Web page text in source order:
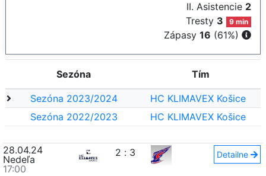
II. Asistencie 2
Tresty 3 9 min
Zápasy 16 (61%)
Sezóna Tím
Sezóna 2023/2024
HC KLIMAVEX Košice
Sezóna 2022/2023
HC KLIMAVEX Košice
28.04.24
Nedeľa
17:00
2 : 3 Detailne